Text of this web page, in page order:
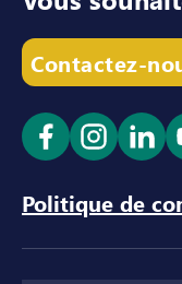
Contactez-
Ouvrir le lien
Ouvrir le
Politique de